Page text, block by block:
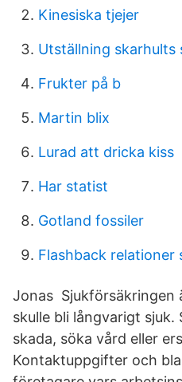
Kinesiska tjejer
Utställning skarhults
Frukter på b
Martin blix
Lurad att dricka kiss
Har statist
Gotland fossiler
Flashback relationer
Jonas Sjukförsäkringen
skulle bli långvarigt sjuk.
skada, söka vård eller
Kontaktuppgifter och